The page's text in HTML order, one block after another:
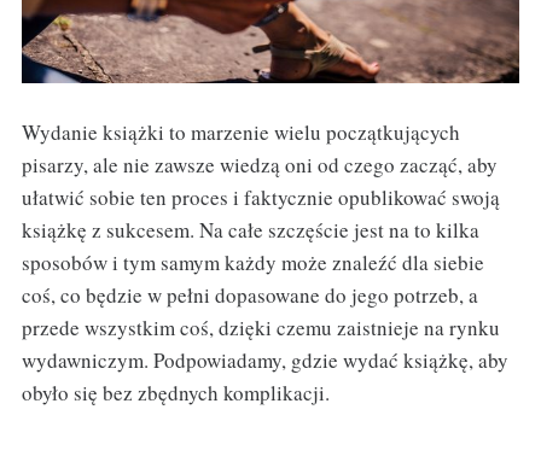
Wydanie książki to marzenie wielu początkujących
pisarzy, ale nie zawsze wiedzą oni od czego zacząć, aby
ułatwić sobie ten proces i faktycznie opublikować swoją
książkę z sukcesem. Na całe szczęście jest na to kilka
sposobów i tym samym każdy może znaleźć dla siebie
coś, co będzie w pełni dopasowane do jego potrzeb, a
przede wszystkim coś, dzięki czemu zaistnieje na rynku
wydawniczym. Podpowiadamy, gdzie wydać książkę, aby
obyło się bez zbędnych komplikacji.